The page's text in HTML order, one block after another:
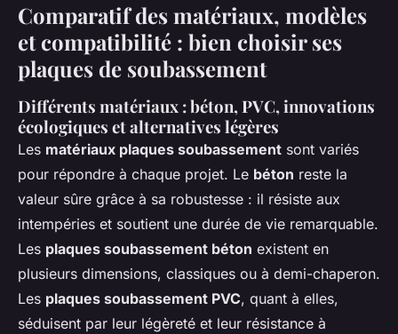
Comparatif des matériaux, modèles
et compatibilité : bien choisir ses
plaques de soubassement
Différents matériaux : béton, PVC, innovations
écologiques et alternatives légères
Les matériaux plaques soubassement sont variés
pour répondre à chaque projet. Le béton reste la
valeur sûre grâce à sa robustesse : il résiste aux
intempéries et soutient une durée de vie remarquable.
Les plaques soubassement béton existent en
plusieurs dimensions, classiques ou à demi-chaperon.
Les plaques soubassement PVC, quant à elles,
séduisent par leur légèreté et leur résistance à